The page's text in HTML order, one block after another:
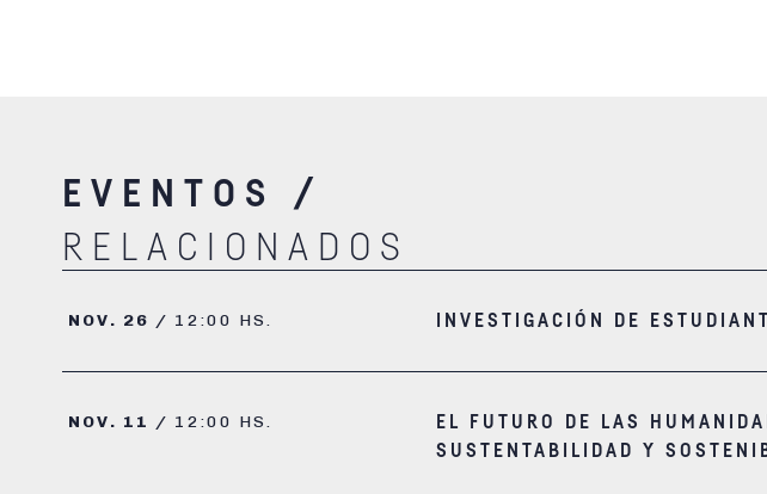
EVENTOS /
RELACIONADOS
NOV. 26 / 12:00 HS. INVESTIGACIÓN DE
NOV. 11 / 12:00 HS.
EL FUTURO DE LAS
SUSTENTABILIDAD Y